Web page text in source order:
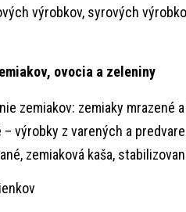
výrobkov, syrových
ovocia a zeleniny
zemiakov: zemiaky mrazené
výrobky z varených a
zemiaková kaša,